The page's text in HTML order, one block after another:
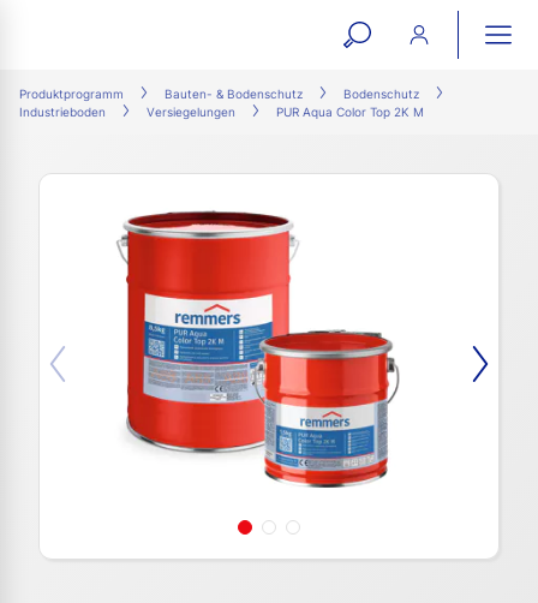
open
search
form
Produktprogramm Bauten- & Bodenschutz
Bodenschutz
Industrieboden
Versiegelungen PUR Aqua Color Top 2K M